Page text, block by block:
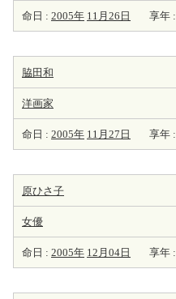
命日 : 2005年 11月26日 享年 :
脇田和
洋画家
命日 : 2005年 11月27日 享年 :
原ひさ子
女優
命日 : 2005年 12月04日 享年 :